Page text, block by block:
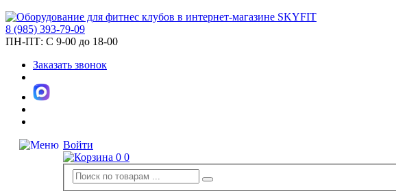
8 (985) 393-79-09
ПН-ПТ: С 9-00 до 18-00
Заказать звонок
Войти
0 0